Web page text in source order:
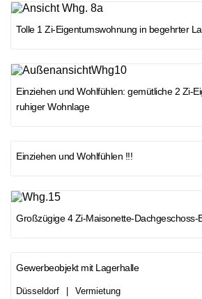
Tolle 1 Zi-Eigentumswohnung in begehrter
Einziehen und Wohlfühlen: gemütliche 2 Zi-
ruhiger Wohnlage
Einziehen und Wohlfühlen !!!
Großzügige 4 Zi-Maisonette-Dachgeschoss-
Gewerbeobjekt mit Lagerhalle
Düsseldorf Vermietung